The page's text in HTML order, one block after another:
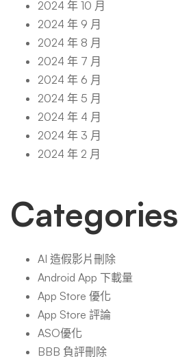
2024 年 10 月
2024 年 9 月
2024 年 8 月
2024 年 7 月
2024 年 6 月
2024 年 5 月
2024 年 4 月
2024 年 3 月
2024 年 2 月
Categories
AI 造假影片刪除
Android App 下載量
App Store 優化
App Store 評論
ASO優化
BBB 負評刪除